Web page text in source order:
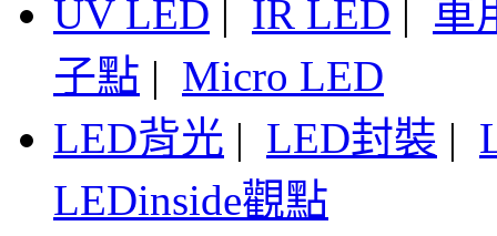
UV LED | IR LED | 車
子點 | Micro LED
LED背光 | LED封裝 |
LEDinside觀點